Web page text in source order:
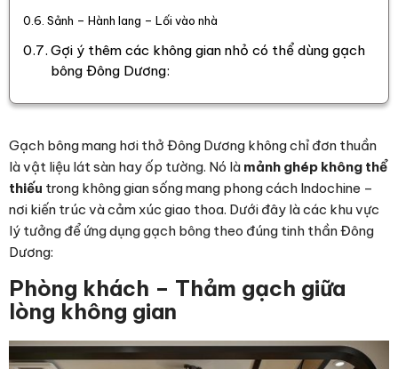
Sảnh – Hành lang – Lối vào nhà
Gợi ý thêm các không gian nhỏ có thể dùng gạch
bông Đông Dương:
Gạch bông mang hơi thở Đông Dương không chỉ đơn thuần
là vật liệu lát sàn hay ốp tường. Nó là mảnh ghép không thể
thiếu trong không gian sống mang phong cách Indochine –
nơi kiến trúc và cảm xúc giao thoa. Dưới đây là các khu vực
lý tưởng để ứng dụng gạch bông theo đúng tinh thần Đông
Dương:
Phòng khách – Thảm gạch giữa
lòng không gian